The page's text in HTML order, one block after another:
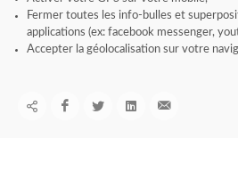
Fermer toutes les info-bulles et
applications (ex: facebook messenger,
Accepter la géolocalisation sur votre